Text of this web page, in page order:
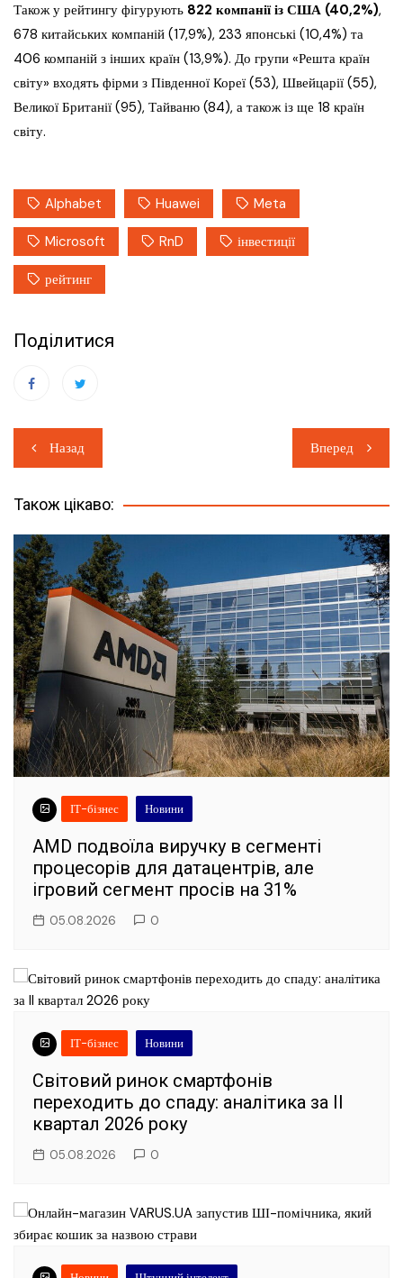
Також у рейтингу фігурують 822 компанії із США (40,2%),
678 китайських компаній (17,9%), 233 японські (10,4%) та
406 компаній з інших країн (13,9%). До групи «Решта країн
світу» входять фірми з Південної Кореї (53), Швейцарії (55),
Великої Британії (95), Тайваню (84), а також із ще 18 країн
світу.
Alphabet Huawei Meta
Microsoft RnD інвестиції
рейтинг
Поділитися
Навігація
записів
Назад Вперед
Також цікаво:
ІТ-бізнес Новини
AMD подвоїла виручку в сегменті
процесорів для датацентрів, але
ігровий сегмент просів на 31%
05.08.2026 0
ІТ-бізнес Новини
Світовий ринок смартфонів
переходить до спаду: аналітика за II
квартал 2026 року
05.08.2026 0